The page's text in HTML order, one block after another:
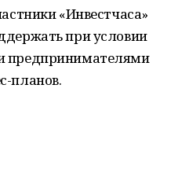
«Инвестчаса»
при условии
предпринимателями
планов.